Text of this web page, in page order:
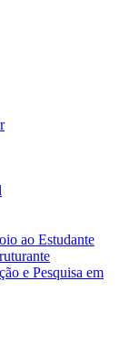
ao Estudante
e Pesquisa em